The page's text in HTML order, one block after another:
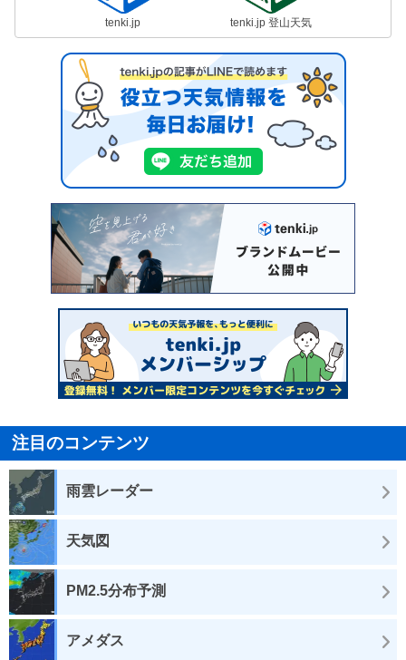
tenki.jp tenki.jp 登山天気
注目のコンテンツ
雨雲レーダー
天気図
PM2.5分布予測
アメダス